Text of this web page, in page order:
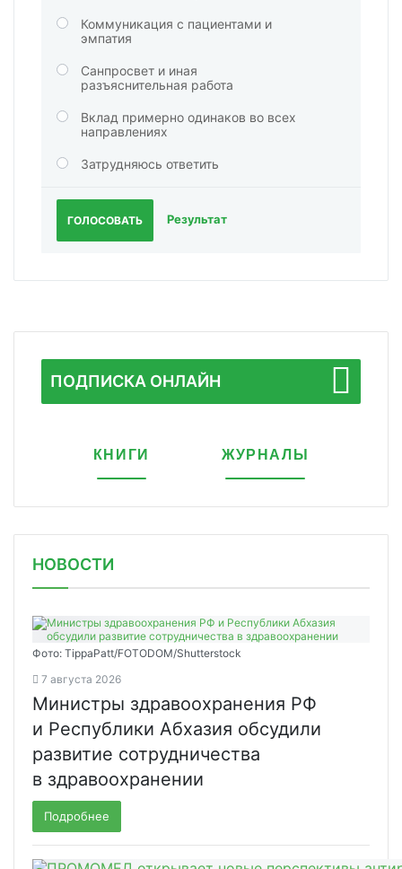
Коммуникация с пациентами и
эмпатия
Санпросвет и иная
разъяснительная работа
Вклад примерно одинаков во всех
направлениях
Затрудняюсь ответить
ГОЛОСОВАТЬ Результат
ПОДПИСКА ОНЛАЙН
КНИГИ ЖУРНАЛЫ
НОВОСТИ
Фото: TippaPatt/FOTODOM/Shutterstock
7 августа 2026
Министры здравоохранения РФ
и Республики Абхазия обсудили
развитие сотрудничества
в здравоохранении
Подробнее